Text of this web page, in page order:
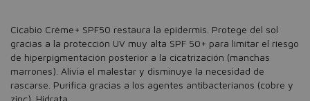
Cicabio Crème+ SPF50 restaura la epidermis. Protege del sol
gracias a la protección UV muy alta SPF 50+ para limitar el riesgo
de hiperpigmentación posterior a la cicatrización (manchas
marrones). Alivia el malestar y disminuye la necesidad de
rascarse. Purifica gracias a los agentes antibacterianos (cobre y
zinc). Hidrata.